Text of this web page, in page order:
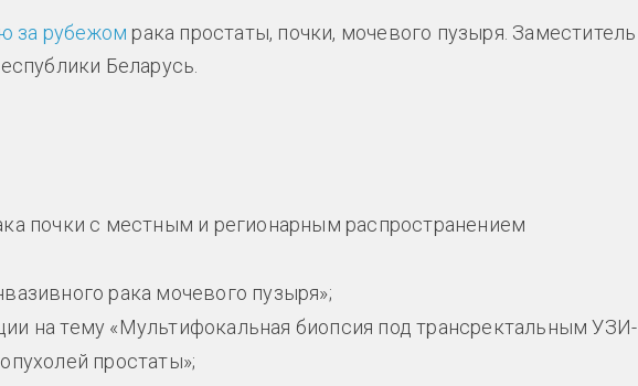
за рубежом рака простаты, почки, мочевого пузыря. Заместитель
Беларусь.
почки с местным и регионарным распространением
рака мочевого пузыря»;
на тему «Мультифокальная биопсия под трансректальным УЗИ-
простаты»;